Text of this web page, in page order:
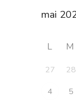
L M
27 28
4
5